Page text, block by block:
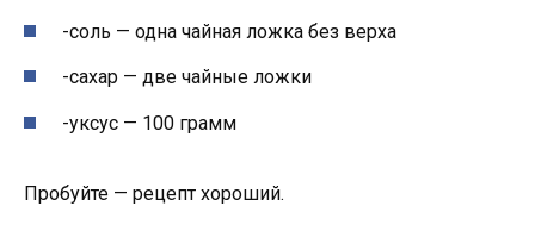
-соль — одна чайная ложка без верха
-сахар — две чайные ложки
-уксус — 100 грамм
Пробуйте — рецепт хороший.